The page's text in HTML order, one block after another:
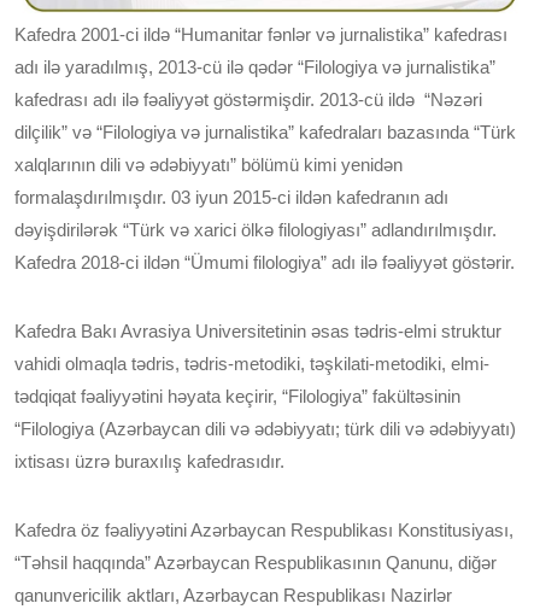
Kafedra 2001-ci ildə “Humanitar fənlər və jurnalistika” kafedrası
adı ilə yaradılmış, 2013-cü ilə qədər “Filologiya və jurnalistika”
kafedrası adı ilə fəaliyyət göstərmişdir. 2013-cü ildə “Nəzəri
dilçilik” və “Filologiya və jurnalistika” kafedraları bazasında “Türk
xalqlarının dili və ədəbiyyatı” bölümü kimi yenidən
formalaşdırılmışdır. 03 iyun 2015-ci ildən kafedranın adı
dəyişdirilərək “Türk və xarici ölkə filologiyası” adlandırılmışdır.
Kafedra 2018-ci ildən “Ümumi filologiya” adı ilə fəaliyyət göstərir.
Kafedra Bakı Avrasiya Universitetinin əsas tədris-elmi struktur
vahidi olmaqla tədris, tədris-metodiki, təşkilati-metodiki, elmi-
tədqiqat fəaliyyətini həyata keçirir, “Filologiya” fakültəsinin
“Filologiya (Azərbaycan dili və ədəbiyyatı; türk dili və ədəbiyyatı)
ixtisası üzrə buraxılış kafedrasıdır.
Kafedra öz fəaliyyətini Azərbaycan Respublikası Konstitusiyası,
“Təhsil haqqında” Azərbaycan Respublikasının Qanunu, diğər
qanunvericilik aktları, Azərbaycan Respublikası Nazirlər